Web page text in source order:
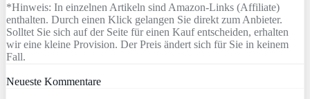
*Hinweis: In einzelnen Artikeln sind Amazon-Links (Affiliate)
enthalten. Durch einen Klick gelangen Sie direkt zum Anbieter.
Solltet Sie sich auf der Seite für einen Kauf entscheiden, erhalten
wir eine kleine Provision. Der Preis ändert sich für Sie in keinem
Fall.
Neueste Kommentare